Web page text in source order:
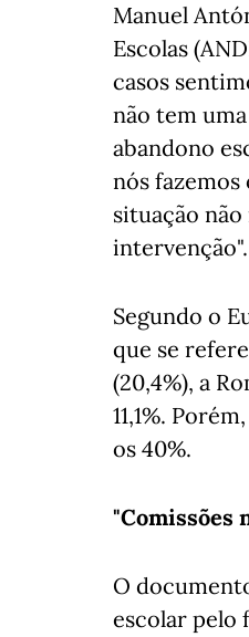
Manuel
Escolas
casos
não tem
abandono
nós fazemos
situação
intervenção".
Segundo o
que se
(20,4%), a
11,1%.
os 40%.
"Comissões
O
escolar pelo